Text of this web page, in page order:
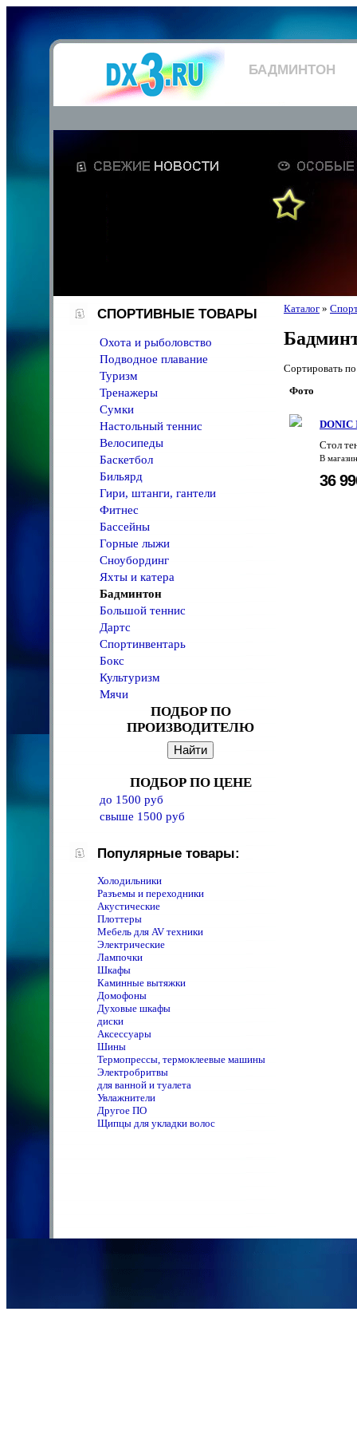
БАДМИНТОН
СПОРТИВНЫЕ ТОВАРЫ
Охота и рыболовство
Подводное плавание
Туризм
Тренажеры
Сумки
Настольный теннис
Велосипеды
Баскетбол
Бильярд
Гири, штанги, гантели
Фитнес
Бассейны
Горные лыжи
Сноубординг
Яхты и катера
Бадминтон
Большой теннис
Дартс
Спортинвентарь
Бокс
Культуризм
Мячи
ПОДБОР ПО
ПРОИЗВОДИТЕЛЮ
ПОДБОР ПО ЦЕНЕ
до 1500 руб
свыше 1500 руб
Популярные товары:
Холодильники
Разъемы и переходники
Акустические
Плоттеры
Мебель для AV техники
Электрические
Лампочки
Шкафы
Каминные вытяжки
Домофоны
Духовые шкафы
диски
Аксессуары
Шины
Термопрессы, термоклеевые машины
Электробритвы
для ванной и туалета
Увлажнители
Другое ПО
Щипцы для укладки волос
Каталог »
Сортировать
Фото
DONIC
Стол
В
36